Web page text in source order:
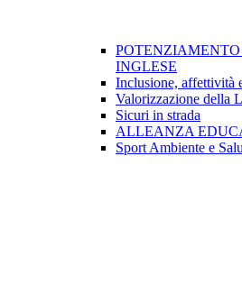
INGLESE
Inclusione, affettività
Valorizzazione della
Sicuri in strada
ALLEANZA
Sport Ambiente e